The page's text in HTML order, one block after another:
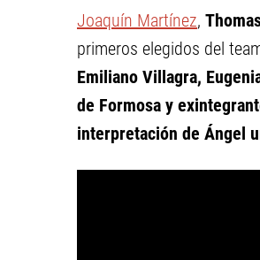
Joaquín Martínez,
primeros elegidos del
Emiliano Villagra,
de Formosa y
interpretación de Ángel